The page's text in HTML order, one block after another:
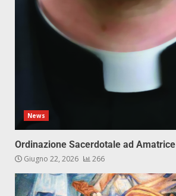
News
Ordinazione Sacerdotale ad Amatrice
Giugno 22, 2026 266